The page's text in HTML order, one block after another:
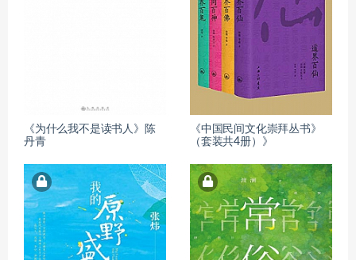
《为什么我不是读书人》陈
丹青
《中国民间文化崇拜丛书》
（套装共4册）》